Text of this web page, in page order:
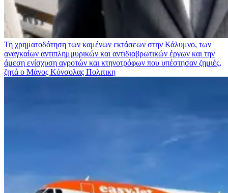
Τη χρηματοδότηση των καμένων εκτάσεων στην Κάλυμνο, των
αναγκαίων αντιπλημμυρικών και αντιδιαβρωτικών έργων και την
άμεση ενίσχυση αγροτών και κτηνοτρόφων που υπέστησαν ζημιές,
ζητά ο Μάνος Κόνσολας Πολιτικη